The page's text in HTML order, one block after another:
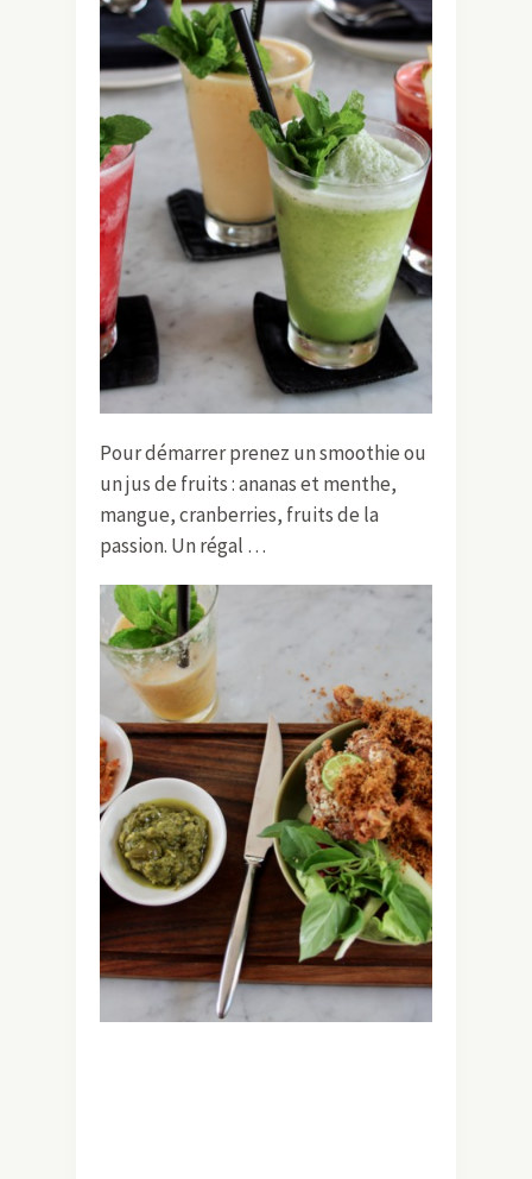
Pour démarrer prenez un smoothie ou
un jus de fruits : ananas et menthe,
mangue, cranberries, fruits de la
passion. Un régal …